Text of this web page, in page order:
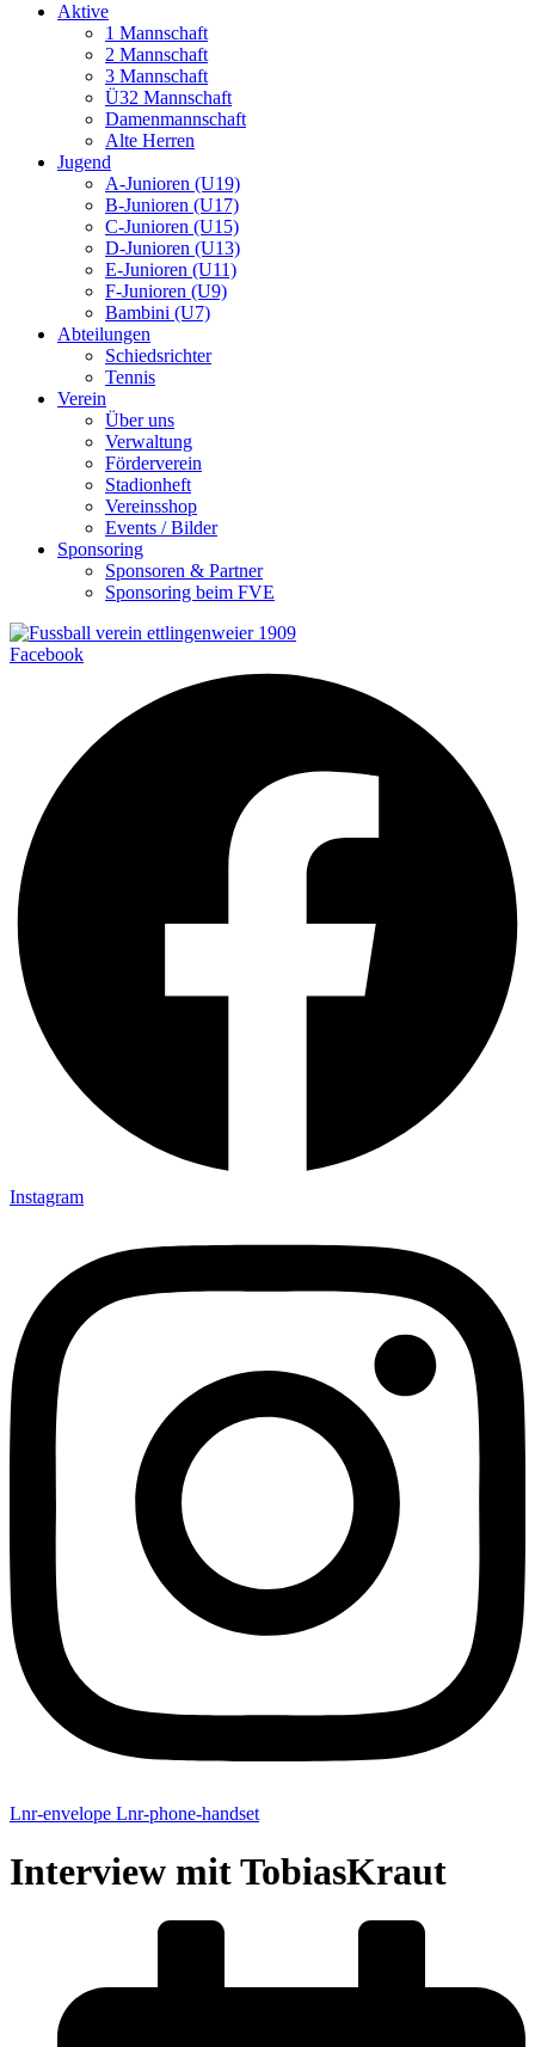
Aktive
1 Mannschaft
2 Mannschaft
3 Mannschaft
Ü32 Mannschaft
Damenmannschaft
Alte Herren
Jugend
A-Junioren (U19)
B-Junioren (U17)
C-Junioren (U15)
D-Junioren (U13)
E-Junioren (U11)
F-Junioren (U9)
Bambini (U7)
Abteilungen
Schiedsrichter
Tennis
Verein
Über uns
Verwaltung
Förderverein
Stadionheft
Vereinsshop
Events / Bilder
Sponsoring
Sponsoren & Partner
Sponsoring beim FVE
Facebook
Instagram
Lnr-envelope Lnr-phone-handset
Interview mit TobiasKraut